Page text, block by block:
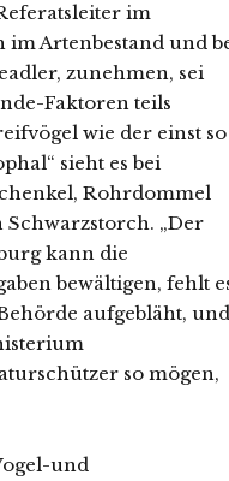
im
Artenbestand und
zunehmen, sei
Faktoren teils
wie der einst so
sieht es bei
Rohrdommel
Schwarzstorch. „Der
kann die
bewältigen, fehlt
aufgebläht, und
so mögen,
und